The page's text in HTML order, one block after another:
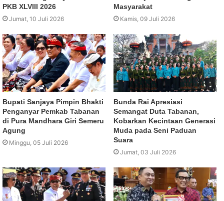
PKB XLVIII 2026
Jumat, 10 Juli 2026
Masyarakat
Kamis, 09 Juli 2026
Bupati Sanjaya Pimpin Bhakti
Penganyar Pemkab Tabanan
di Pura Mandhara Giri Semeru
Agung
Minggu, 05 Juli 2026
Bunda Rai Apresiasi
Semangat Duta Tabanan,
Kobarkan Kecintaan Generasi
Muda pada Seni Paduan
Suara
Jumat, 03 Juli 2026